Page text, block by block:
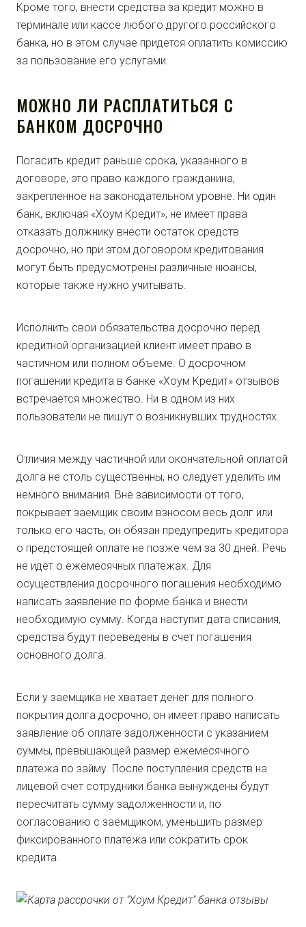
Кроме того, внести средства за кредит можно в
терминале или кассе любого другого российского
банка, но в этом случае придется оплатить комиссию
за пользование его услугами.
МОЖНО ЛИ РАСПЛАТИТЬСЯ С
БАНКОМ ДОСРОЧНО
Погасить кредит раньше срока, указанного в
договоре, это право каждого гражданина,
закрепленное на законодательном уровне. Ни один
банк, включая «Хоум Кредит», не имеет права
отказать должнику внести остаток средств
досрочно, но при этом договором кредитования
могут быть предусмотрены различные нюансы,
которые также нужно учитывать.
Исполнить свои обязательства досрочно перед
кредитной организацией клиент имеет право в
частичном или полном объеме. О досрочном
погашении кредита в банке «Хоум Кредит» отзывов
встречается множество. Ни в одном из них
пользователи не пишут о возникнувших трудностях.
Отличия между частичной или окончательной оплатой
долга не столь существенны, но следует уделить им
немного внимания. Вне зависимости от того,
покрывает заемщик своим взносом весь долг или
только его часть, он обязан предупредить кредитора
о предстоящей оплате не позже чем за 30 дней. Речь
не идет о ежемесячных платежах. Для
осуществления досрочного погашения необходимо
написать заявление по форме банка и внести
необходимую сумму. Когда наступит дата списания,
средства будут переведены в счет погашения
основного долга.
Если у заемщика не хватает денег для полного
покрытия долга досрочно, он имеет право написать
заявление об оплате задолженности с указанием
суммы, превышающей размер ежемесячного
платежа по займу. После поступления средств на
лицевой счет сотрудники банка вынуждены будут
пересчитать сумму задолженности и, по
согласованию с заемщиком, уменьшить размер
фиксированного платежа или сократить срок
кредита.